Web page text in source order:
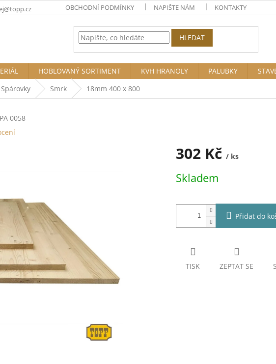
OBCHODNÍ PODMÍNKY NAPIŠTE NÁM KONTAKTY
HLEDAT
HOBLOVANÝ SORTIMENT KVH HRANOLY PALUBKY
Spárovky Smrk 18mm 400 x 800
0058
302 Kč / ks
cena:
Skladem
Přidat do
TISK ZEPTAT SE